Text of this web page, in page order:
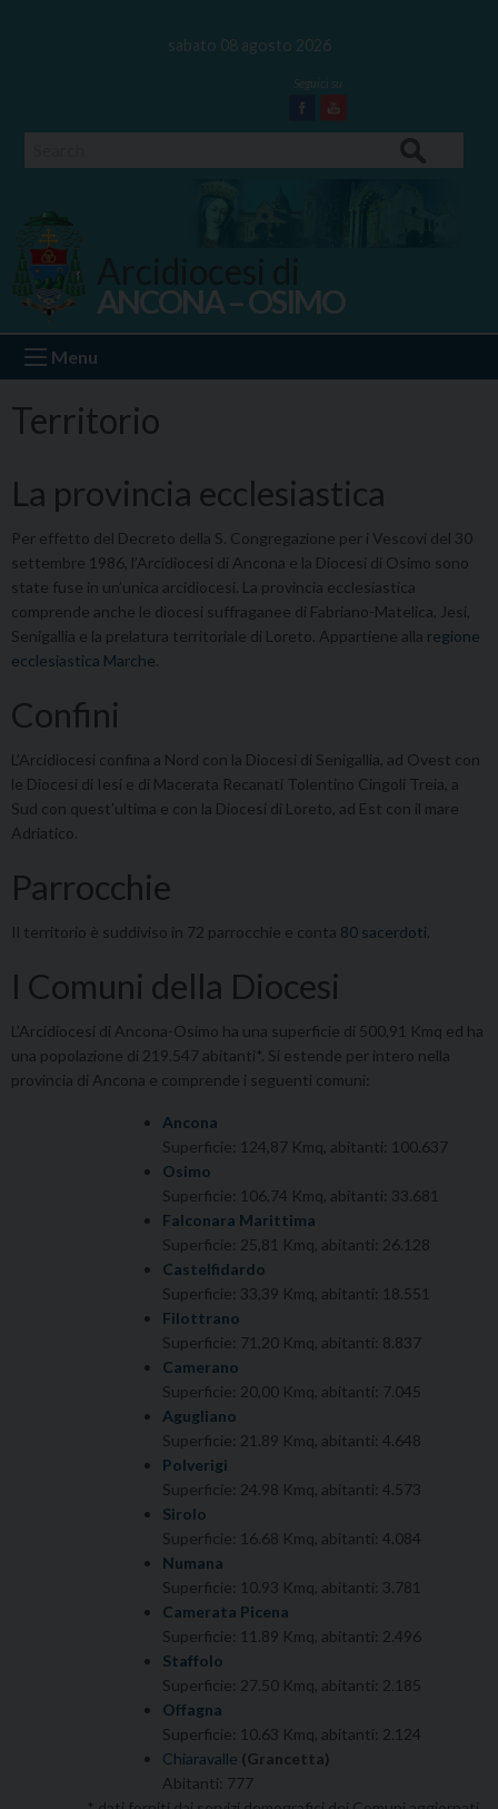
sabato 08 agosto 2026
Facebook
Youtube
Ancona Osimo
ANCONA – OSIMO
Menu
Territorio
La provincia ecclesiastica
Per effetto del Decreto della S. Congregazione per i Vescovi del 30
settembre 1986, l’Arcidiocesi di Ancona e la Diocesi di Osimo sono
state fuse in un’unica arcidiocesi. La provincia ecclesiastica
comprende anche le diocesi suffraganee di Fabriano-Matelica, Jesi,
Senigallia e la prelatura territoriale di Loreto. Appartiene alla regione
ecclesiastica Marche
Confini
L’Arcidiocesi confina a Nord con la Diocesi di Senigallia, ad Ovest con
le Diocesi di Iesi e di Macerata Recanati Tolentino Cingoli Treia, a
Sud con quest’ultima e con la Diocesi di Loreto, ad Est con il mare
Adriatico.
Parrocchie
Il territorio è suddiviso in 72 parrocchie e conta 80 sacerdoti
I Comuni della Diocesi
L’Arcidiocesi di Ancona-Osimo ha una superficie di 500,91 Kmq ed ha
una popolazione di 219.547 abitanti*. Si estende per intero nella
provincia di Ancona e comprende i seguenti comuni:
Ancona
Superficie: 124,87 Kmq, abitanti: 100.637
Osimo
Superficie: 106,74 Kmq, abitanti: 33.681
Falconara Marittima
Superficie: 25,81 Kmq, abitanti: 26.128
Castelfidardo
Superficie: 33,39 Kmq, abitanti: 18.551
Filottrano
Superficie: 71,20 Kmq, abitanti: 8.837
Camerano
Superficie: 20,00 Kmq, abitanti: 7.045
Agugliano
Superficie: 21.89 Kmq, abitanti: 4.648
Polverigi
Superficie: 24.98 Kmq, abitanti: 4.573
Sirolo
Superficie: 16.68 Kmq, abitanti: 4.084
Numana
Superficie: 10.93 Kmq, abitanti: 3.781
Camerata Picena
Superficie: 11.89 Kmq, abitanti: 2.496
Staffolo
Superficie: 27.50 Kmq, abitanti: 2.185
Offagna
Superficie: 10.63 Kmq, abitanti: 2.124
Chiaravalle (Grancetta)
Abitanti: 777